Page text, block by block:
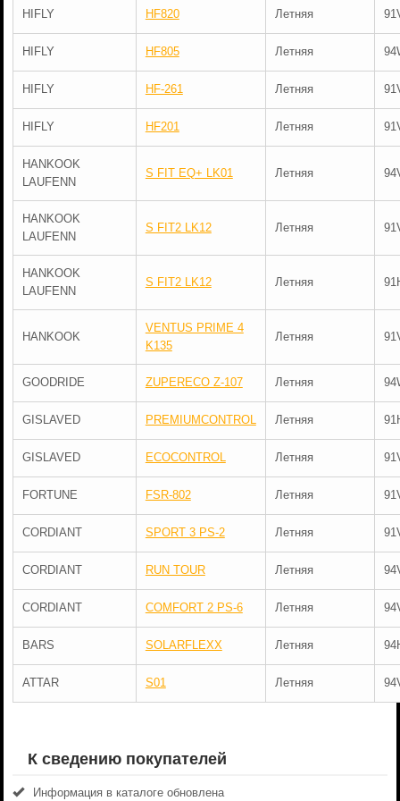
HIFLY HF820 Летняя
HIFLY HF805 Летняя
HIFLY HF-261 Летняя
HIFLY HF201 Летняя
HANKOOK
LAUFENN
S FIT EQ+ LK01 Летняя
HANKOOK
LAUFENN
S FIT2 LK12 Летняя
HANKOOK
LAUFENN
S FIT2 LK12 Летняя
HANKOOK
VENTUS PRIME 4
K135
Летняя
GOODRIDE ZUPERECO Z-107 Летняя
GISLAVED PREMIUMCONTROL Летняя
GISLAVED ECOCONTROL Летняя
FORTUNE FSR-802 Летняя
CORDIANT SPORT 3 PS-2 Летняя
CORDIANT RUN TOUR Летняя
CORDIANT COMFORT 2 PS-6 Летняя
BARS SOLARFLEXX Летняя
ATTAR S01 Летняя
К сведению покупателей
Информация в каталоге обновлена